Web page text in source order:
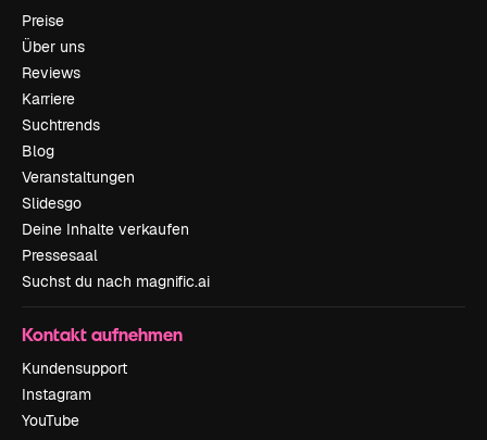
Preise
Über uns
Reviews
Karriere
Suchtrends
Blog
Veranstaltungen
Slidesgo
Deine Inhalte verkaufen
Pressesaal
Suchst du nach magnific.ai
Kontakt aufnehmen
Kundensupport
Instagram
YouTube